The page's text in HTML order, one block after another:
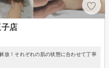
店
放！それぞれの肌の状態に合わせて丁寧